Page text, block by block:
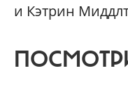
и Кэтрин